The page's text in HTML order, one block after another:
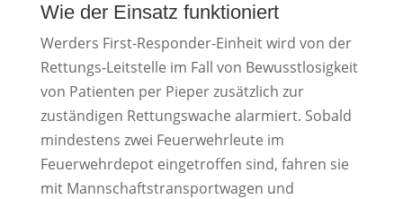
Wie der Einsatz funktioniert
Werders First-Responder-Einheit wird von der
Rettungs-Leitstelle im Fall von Bewusstlosigkeit
von Patienten per Pieper zusätzlich zur
zuständigen Rettungswache alarmiert. Sobald
mindestens zwei Feuerwehrleute im
Feuerwehrdepot eingetroffen sind, fahren sie
mit Mannschaftstransportwagen und